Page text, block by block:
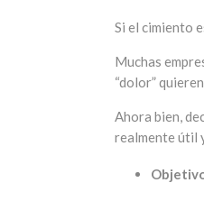
Si el cimiento
Muchas
“dolor”
Ahora bien,
realmente útil